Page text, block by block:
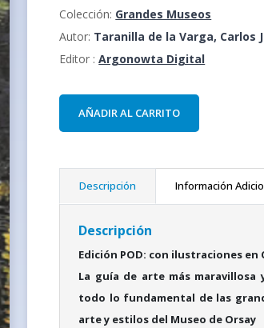
Colección: Grandes Museos
Autor: Taranilla de la Varga, Carlos
Editor :Argonowta Digital
AÑADIR AL CARRITO
Descripción Información
Descripción
Edición POD: con ilustraciones en
La guía de arte más
todo lo fundamental de las
arte y estilos del Museo de Orsay